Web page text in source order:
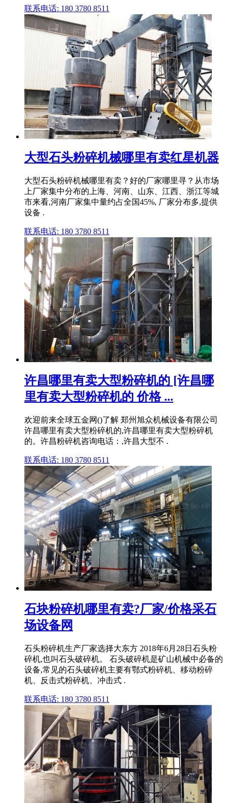
联系电话: 180 3780 8511
大型石头粉碎机械哪里有卖红星机器
大型石头粉碎机械哪里有卖？好的厂家哪里寻？从市场
上厂家集中分布的上海、河南、山东、江西、浙江等城
市来看,河南厂家集中量约占全国45%, 厂家分布多,提供
设备 .
联系电话: 180 3780 8511
许昌哪里有卖大型粉碎机的 [许昌哪
里有卖大型粉碎机的 价格 ...
欢迎前来全球五金网()了解 郑州旭众机械设备有限公司
许昌哪里有卖大型粉碎机的,许昌哪里有卖大型粉碎机
的。许昌粉碎机咨询电话：,许昌大型不 .
联系电话: 180 3780 8511
石块粉碎机哪里有卖?厂家/价格采石
场设备网
石头粉碎机生产厂家选择大东方 2018年6月28日石头粉
碎机,也叫石头破碎机。 石头破碎机是矿山机械中必备的
设备,常见的石头破碎机主要有鄂式粉碎机、移动粉碎
机、反击式粉碎机、冲击式 .
联系电话: 180 3780 8511